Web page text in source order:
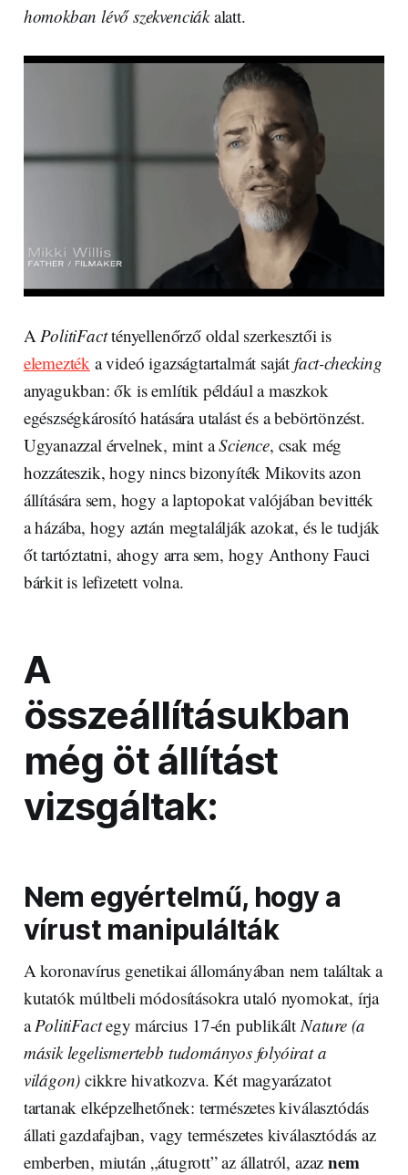
homokban lévő szekvenciákalatt.
A PolitiFacttényellenőrző oldal szerkesztői is
elemezték a videó igazságtartalmát saját fact-checking
anyagukban: ők is említik például a maszkok
egészségkárosító hatására utalást és a bebörtönzést.
Ugyanazzal érvelnek, mint aScience, csak még
hozzáteszik, hogy nincs bizonyíték Mikovits azon
állítására sem, hogy a laptopokat valójában bevitték
a házába, hogy aztán megtalálják azokat, és le tudják
őt tartóztatni, ahogy arra sem, hogy Anthony Fauci
bárkit is lefizetett volna.
A
összeállításukban
még öt állítást
vizsgáltak:
Nem egyértelmű, hogy a
vírust manipulálták
A koronavírus genetikai állományában nem találtak a
kutatók múltbeli módosításokra utaló nyomokat, írja
aPolitiFactegy március 17-én publikált Nature (a
másik legelismertebb tudományos folyóirat a
világon) cikkre hivatkozva. Két magyarázatot
tartanak elképzelhetőnek: természetes kiválasztódás
állati gazdafajban, vagy természetes kiválasztódás az
emberben, miután „átugrott” az állatról, azaz nem